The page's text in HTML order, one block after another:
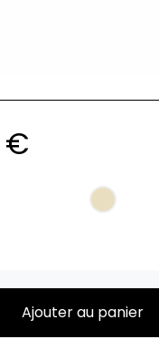
€
Ajouter au panier